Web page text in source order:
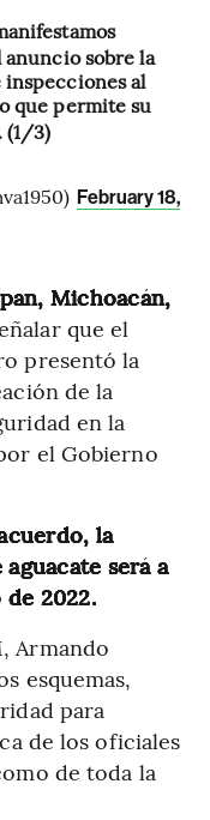
sobre la
al
que permite su
. (1/3)
February 18,
Michoacán,
que el
presentó la
de la
en la
el Gobierno
la
será a
2022.
Armando
esquemas,
para
de los oficiales
de toda la